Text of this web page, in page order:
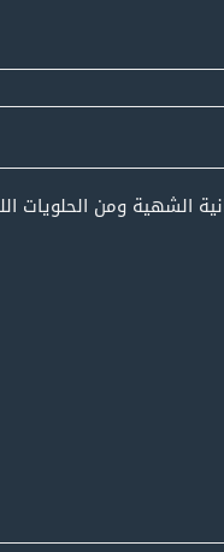
ومن الحلويات